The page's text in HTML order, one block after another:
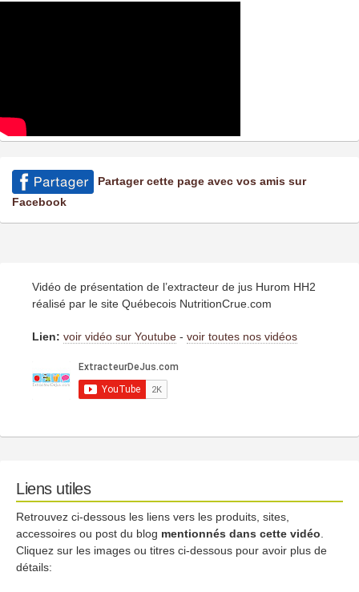
Partager cette page avec vos amis sur
Facebook
Vidéo de présentation de l’extracteur de jus Hurom HH2
réalisé par le site Québecois NutritionCrue.com
Lien: voir vidéo sur Youtube - voir toutes nos vidéos
Liens utiles
Retrouvez ci-dessous les liens vers les produits, sites,
accessoires ou post du blog mentionnés dans cette vidéo
Cliquez sur les images ou titres ci-dessous pour avoir plus de
détails: